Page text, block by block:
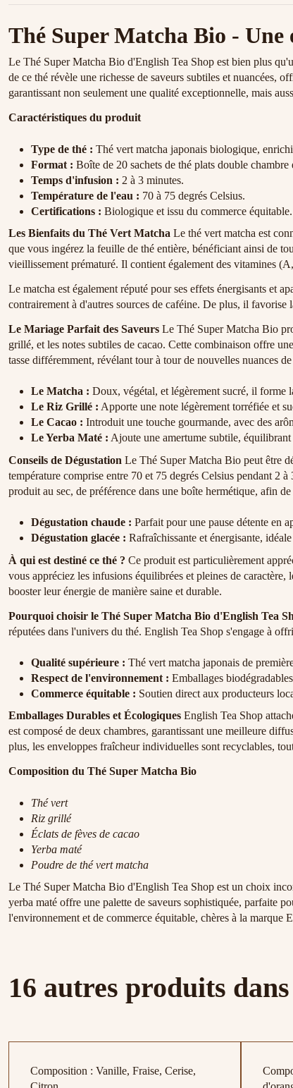
Thé Super Matcha Bio - Une
Le Thé Super Matcha Bio d'English Tea Shop est bien plus
de ce thé révèle une richesse de saveurs subtiles et nuancées,
garantissant non seulement une qualité exceptionnelle, mais
Caractéristiques du produit
Type de thé : Thé vert matcha japonais biologique,
Format : Boîte de 20 sachets de thé plats double chambre
Temps d'infusion : 2 à 3 minutes.
Température de l'eau : 70 à 75 degrés Celsius.
Certifications : Biologique et issu du commerce équitable.
Les Bienfaits du Thé Vert Matcha Le thé vert matcha est
que vous ingérez la feuille de thé entière, bénéficiant ainsi de
vieillissement prématuré. Il contient également des vitamines
Le matcha est également réputé pour ses effets énergisants et
contrairement à d'autres sources de caféine. De plus, il
Le Mariage Parfait des Saveurs Le Thé Super Matcha Bio
grillé, et les notes subtiles de cacao. Cette combinaison offre
tasse différemment, révélant tour à tour de nouvelles nuances de
Le Matcha : Doux, végétal, et légèrement sucré, il forme
Le Riz Grillé : Apporte une note légèrement torréfiée et
Le Cacao : Introduit une touche gourmande, avec des
Le Yerba Maté : Ajoute une amertume subtile,
Conseils de Dégustation Le Thé Super Matcha Bio peut être
température comprise entre 70 et 75 degrés Celsius pendant 2
produit au sec, de préférence dans une boîte hermétique, afin de
Dégustation chaude : Parfait pour une pause détente en
Dégustation glacée : Rafraîchissante et énergisante,
À qui est destiné ce thé ? Ce produit est particulièrement
vous appréciez les infusions équilibrées et pleines de
booster leur énergie de manière saine et durable.
Pourquoi choisir le Thé Super Matcha Bio d'English Tea
réputées dans l'univers du thé. English Tea Shop s'engage à
Qualité supérieure : Thé vert matcha japonais de
Respect de l'environnement : Emballages
Commerce équitable : Soutien direct aux producteurs
Emballages Durables et Écologiques English Tea Shop
est composé de deux chambres, garantissant une meilleure
plus, les enveloppes fraîcheur individuelles sont recyclables,
Composition du Thé Super Matcha Bio
Thé vert
Riz grillé
Éclats de fèves de cacao
Yerba maté
Poudre de thé vert matcha
Le Thé Super Matcha Bio d'English Tea Shop est un choix
yerba maté offre une palette de saveurs sophistiquée, parfaite
l'environnement et de commerce équitable, chères à la marque
16 autres produits
Composition : Vanille, Fraise, Cerise,